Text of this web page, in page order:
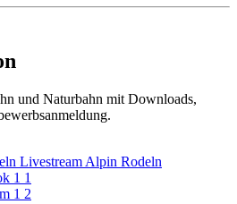
und Naturbahn mit Downloads,
Livestream Alpin Rodeln